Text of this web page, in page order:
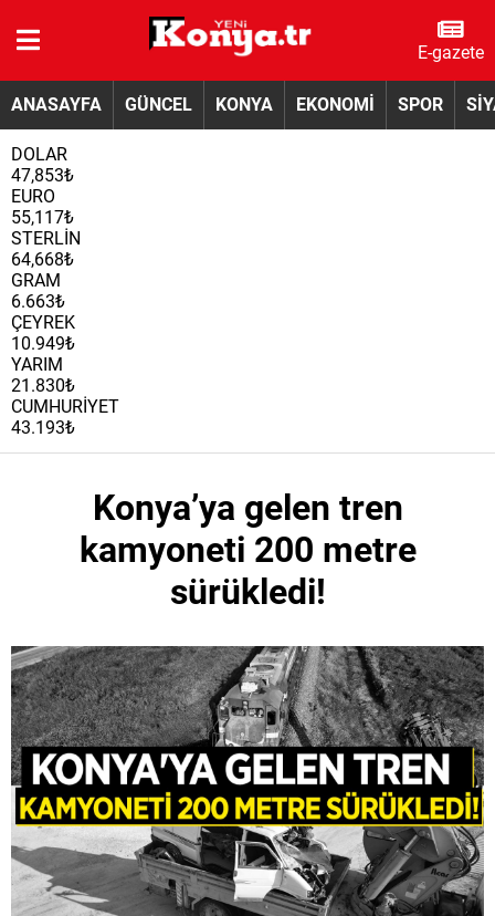
E-gazete
ANASAYFA GÜNCEL KONYA EKONOMİ SPOR
DOLAR
47,853₺
EURO
55,117₺
STERLİN
64,668₺
GRAM
6.663₺
ÇEYREK
10.949₺
YARIM
21.830₺
CUMHURİYET
43.193₺
Konya’ya gelen tren
kamyoneti 200 metre
sürükledi!